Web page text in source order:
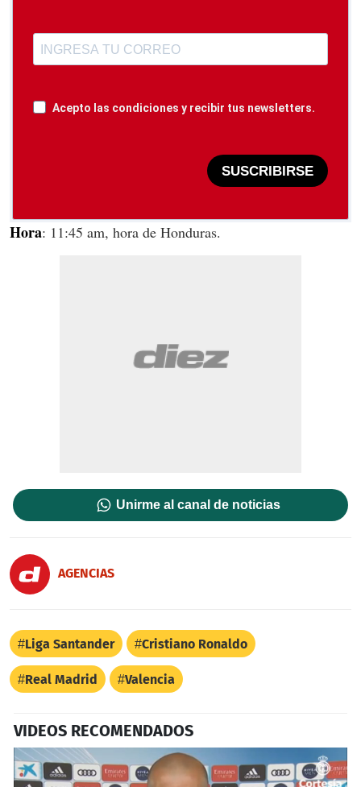
Acepto las condiciones y recibir tus newsletters.
SUSCRIBIRSE
Hora: 11:45 am, hora de Honduras.
Unirme al canal de noticias
AGENCIAS
Liga Santander Cristiano Ronaldo
Real Madrid Valencia
VIDEOS RECOMENDADOS